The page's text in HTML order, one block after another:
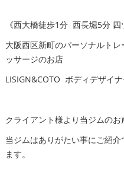
《西大橋徒歩1分 西長堀5分 四
大阪西区新町のパーソナルト
ッサージのお店
LISIGN&COTO ボディデザイナ
クライアント様より当ジムのお
当ジムはありがたい事にご紹
ます。